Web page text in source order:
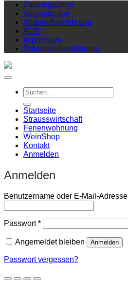
Zahlungsarten
Versandarten
Widerrufsbelehrung
AGB
Impressum
Datenschutzerklärung
Suchen
nach:
Startseite
Strausswirtschaft
Ferienwohnung
WeinShop
Kontakt
Anmelden
Anmelden
Benutzername oder E-Mail-Adresse
Passwort*Erforderlich
Angemeldet bleiben Anmelden
Passwort vergessen?